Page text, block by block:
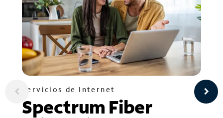
Servicios de Internet
Spectrum Fiber